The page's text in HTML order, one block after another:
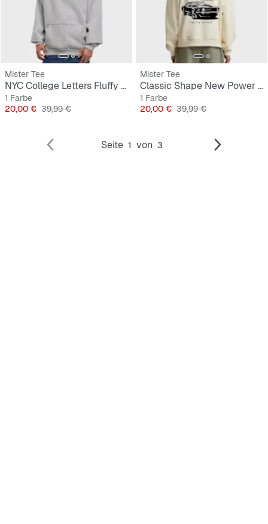
Mister Tee
NYC College Letters Fluffy Hoody
1 Farbe
Preis
20,00 € Originalpreis
39,99 €
Mister Tee
Classic Shape New Power Fluffy Hoody
1 Farbe
Preis
20,00 € Originalpreis
39,99 €
Seite 1 von 3